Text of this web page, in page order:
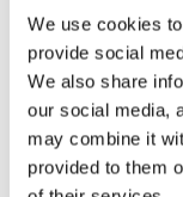
We use cookies
provide social
We also share
our social media,
may combine it
provided to them
TAPAHTUMAT
NÄHDÄÄN